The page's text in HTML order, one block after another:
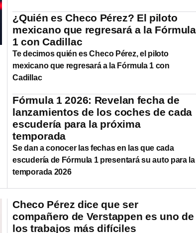
¿Quién es Checo Pérez? El piloto
mexicano que regresará a la Fórmula
1 con Cadillac
Te decimos quién es Checo Pérez, el piloto
mexicano que regresará a la Fórmula 1 con
Cadillac
Fórmula 1 2026: Revelan fecha de
lanzamientos de los coches de cada
escudería para la próxima
temporada
Se dan a conocer las fechas en las que cada
escudería de Fórmula 1 presentará su auto para la
temporada 2026
Checo Pérez dice que ser
compañero de Verstappen es uno de
los trabajos más difíciles